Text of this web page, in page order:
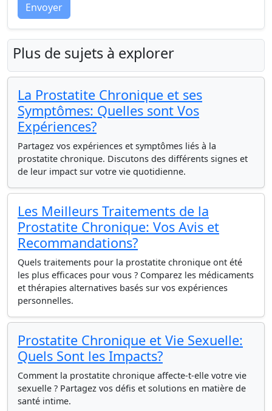
Envoyer
Plus de sujets à explorer
La Prostatite Chronique et ses
Symptômes: Quelles sont Vos
Expériences?
Partagez vos expériences et symptômes liés à la
prostatite chronique. Discutons des différents signes et
de leur impact sur votre vie quotidienne.
Les Meilleurs Traitements de la
Prostatite Chronique: Vos Avis et
Recommandations?
Quels traitements pour la prostatite chronique ont été
les plus efficaces pour vous ? Comparez les médicaments
et thérapies alternatives basés sur vos expériences
personnelles.
Prostatite Chronique et Vie Sexuelle:
Quels Sont les Impacts?
Comment la prostatite chronique affecte-t-elle votre vie
sexuelle ? Partagez vos défis et solutions en matière de
santé intime.